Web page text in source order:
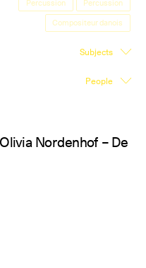
Percussion
Percussion
Compositeur danois
Subjects
People